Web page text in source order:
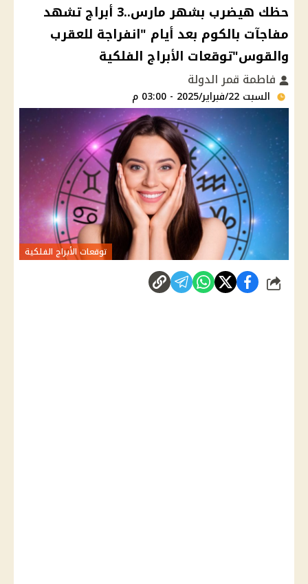
حظك هيضرب بشهر مارس..3 أبراج تشهد
مفاجآت بالكوم بعد أيام "انفراجة للعقرب
والقوس"توقعات الأبراج الفلكية
فاطمة قمر الدولة
السبت 22/فبراير/2025 - 03:00 م
توقعات الأبراج الفلكية
شارك